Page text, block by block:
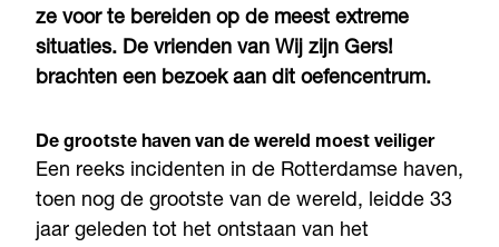
ze voor te bereiden op de meest extreme
situaties. De vrienden van Wij zijn Gers!
brachten een bezoek aan dit oefencentrum.
De grootste haven van de wereld moest veiliger
Een reeks incidenten in de Rotterdamse haven,
toen nog de grootste van de wereld, leidde 33
jaar geleden tot het ontstaan van het